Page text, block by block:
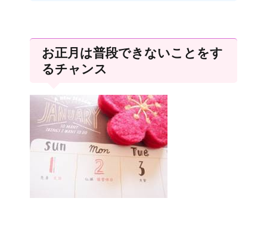
お正月は普段できないことをす
るチャンス